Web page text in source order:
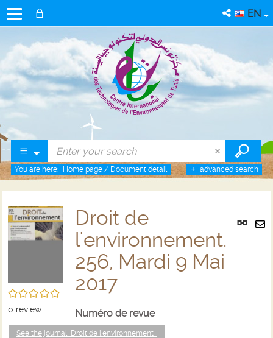
EN
advanced search
You are here: Home page / Document detail
link
/5
0 review
Droit de
l'environnement.
256, Mardi 9 Mai
2017
Numéro de revue
See the journal "Droit de l'environnement "